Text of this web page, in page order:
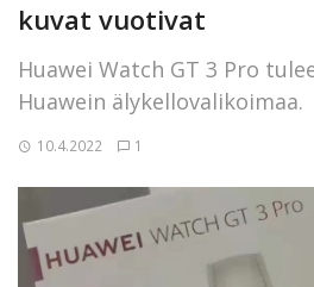
kuvat vuotivat
Huawei Watch GT 3 Pro
Huawein älykellovalikoimaa.
10.4.2022 1